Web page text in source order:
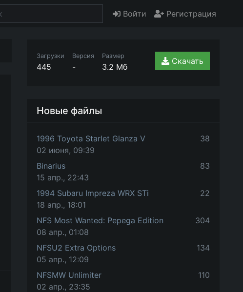
Войти Регистрация
Загрузки
445
Версия
-
Размер
3.2 Мб
Скачать
Новые файлы
1996 Toyota Starlet Glanza V
02 июня, 09:39
38
Binarius
15 апр., 22:43
83
1994 Subaru Impreza WRX STi
18 апр., 18:01
22
NFS Most Wanted: Pepega Edition
08 апр., 01:08
304
NFSU2 Extra Options
05 апр., 12:09
134
NFSMW Unlimiter
02 апр., 23:35
110